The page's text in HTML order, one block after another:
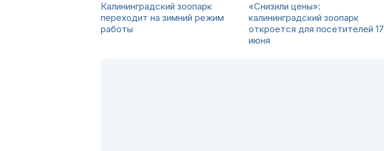
Калининградский зоопарк
переходит на зимний режим
работы
«Снизили цены»:
калининградский зоопарк
откроется для посетителей 17
июня